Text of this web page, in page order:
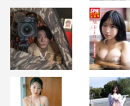
『アンメット ある脳外科医の日記』岡
人物設定、ストーリー、そして人